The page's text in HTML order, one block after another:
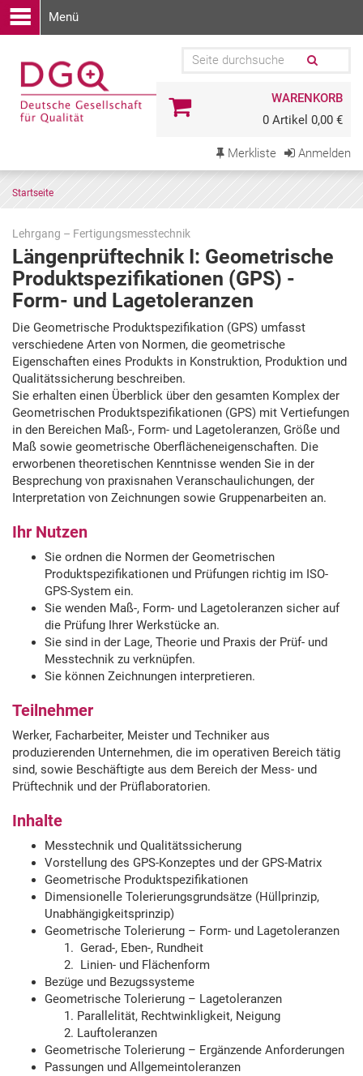
Menü
WARENKORB
0 Artikel 0,00 €
Merkliste Anmelden
Startseite
Lehrgang – Fertigungsmesstechnik
Längenprüftechnik I: Geometrische
Produktspezifikationen (GPS) -
Form- und Lagetoleranzen
Zu
den
Terminen
springen
Die Geometrische Produktspezifikation (GPS) umfasst
verschiedene Arten von Normen, die geometrische
Eigenschaften eines Produkts in Konstruktion, Produktion und
Qualitätssicherung beschreiben.
Sie erhalten einen Überblick über den gesamten Komplex der
Geometrischen Produktspezifikationen (GPS) mit Vertiefungen
in den Bereichen Maß-, Form- und Lagetoleranzen, Größe und
Maß sowie geometrische Oberflächeneigenschaften. Die
erworbenen theoretischen Kenntnisse wenden Sie in der
Besprechung von praxisnahen Veranschaulichungen, der
Interpretation von Zeichnungen sowie Gruppenarbeiten an.
Ihr Nutzen
Sie ordnen die Normen der Geometrischen
Produktspezifikationen und Prüfungen richtig im ISO-
GPS-System ein.
Sie wenden Maß-, Form- und Lagetoleranzen sicher auf
die Prüfung Ihrer Werkstücke an.
Sie sind in der Lage, Theorie und Praxis der Prüf- und
Messtechnik zu verknüpfen.
Sie können Zeichnungen interpretieren.
Teilnehmer
Werker, Facharbeiter, Meister und Techniker aus
produzierenden Unternehmen, die im operativen Bereich tätig
sind, sowie Beschäftigte aus dem Bereich der Mess- und
Prüftechnik und der Prüflaboratorien.
Inhalte
Messtechnik und Qualitätssicherung
Vorstellung des GPS-Konzeptes und der GPS-Matrix
Geometrische Produktspezifikationen
Dimensionelle Tolerierungsgrundsätze (Hüllprinzip,
Unabhängigkeitsprinzip)
Geometrische Tolerierung – Form- und Lagetoleranzen
Gerad-, Eben-, Rundheit
Linien- und Flächenform
Bezüge und Bezugssysteme
Geometrische Tolerierung – Lagetoleranzen
Parallelität, Rechtwinkligkeit, Neigung
Lauftoleranzen
Geometrische Tolerierung – Ergänzende Anforderungen
Passungen und Allgemeintoleranzen